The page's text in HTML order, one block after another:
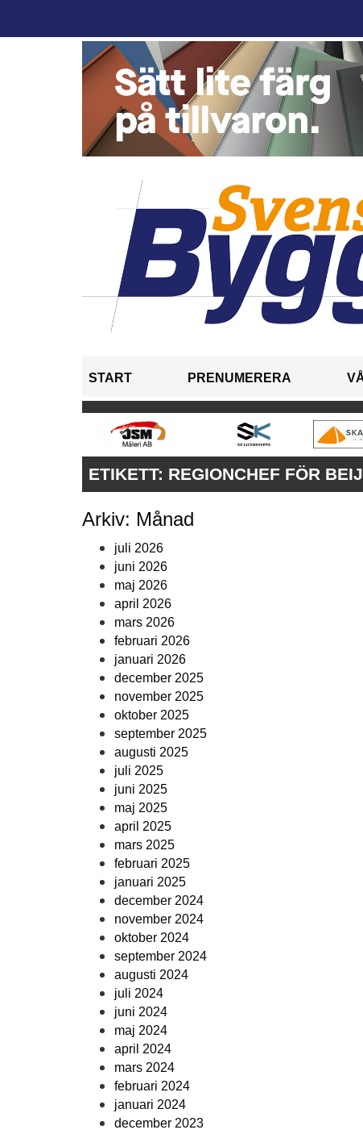
START PRENUMERERA
ETIKETT: REGIONCHEF FÖR
Arkiv: Månad
juli 2026
juni 2026
maj 2026
april 2026
mars 2026
februari 2026
januari 2026
december 2025
november 2025
oktober 2025
september 2025
augusti 2025
juli 2025
juni 2025
maj 2025
april 2025
mars 2025
februari 2025
januari 2025
december 2024
november 2024
oktober 2024
september 2024
augusti 2024
juli 2024
juni 2024
maj 2024
april 2024
mars 2024
februari 2024
januari 2024
december 2023